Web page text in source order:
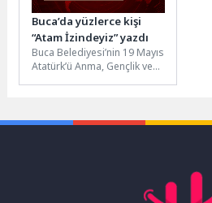
Buca’da yüzlerce kişi
“Atam İzindeyiz” yazdı
Buca Belediyesi’nin 19 Mayıs
Atatürk’ü Anma, Gençlik ve